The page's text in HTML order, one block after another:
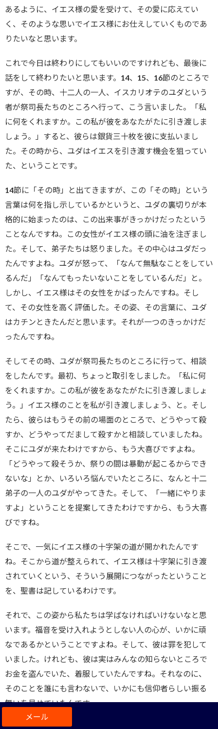
あるように、イエス様の愛を受けて、その愛に応えてい
く、そのような思いでイエス様にお仕えしていくものであ
りたいなと思います。
これで今日は終わりにしてもいいのですけれども、最後に
話をして終わりたいと思います。14、15、16節のところで
すが、その時、十二人の一人、イスカリオテのユダという
者が祭司長たちのところへ行って、こう言いました。「私
に何をくれますか。この私が彼をあなたがたに引き渡しま
しょう。」すると、彼らは銀貨三十枚を彼に支払いまし
た。その時から、ユダはイエスを引き渡す機会を狙ってい
た、ということです。
14節に「その時」と出てきますが、この「その時」という
言葉は何を指し示しているかというと、ユダの裏切りが本
格的に始まったのは、この出来事がきっかけだったという
ことなんですね。この女性がイエス様の頭に油を注ぎまし
た。そして、弟子たちは怒りました。その中心はユダだっ
たんですよね。ユダが怒って、「なんて無駄なことをしてい
るんだ」「なんてもったいないことをしているんだ」と。
しかし、イエス様はその女性をかばったんですね。そし
て、その女性を高く評価した。その姿、その言葉に、ユダ
はカチンときたんだと思います。それが一つのきっかけだ
ったんですね。
そしてその時、ユダが祭司長たちのところに行って、相談
をしたんです。最初、ちょっと取引をしました。「私に何
をくれますか。この私が彼をあなたがたに引き渡しましょ
う。」イエス様のことを私が引き渡しましょう、と。そし
たら、彼らはもうその前の場面のところで、どうやって殺
すか、どうやってだまして殺すかと相談していましたね。
そこにユダが来たわけですから、もう大喜びですよね。
「どうやって殺そうか、祭りの間は暴動が起こるからでき
ないな」とか、いろいろ悩んでいたところに、なんと十二
弟子の一人のユダがやってきた。そして、「一緒にやりま
すよ」ということを提案してきたわけですから、もう大喜
びですね。
そこで、一気にイエス様の十字架の道が開かれたんです
ね。そこから道が整えられて、イエス様は十字架に引き渡
されていくという、そういう展開につながったということ
を、聖書は記しているわけです。
それで、この姿から私たちは学ばなければいけないなと思
います。福音を受け入れようとしない人の心が、いかに頑
なであるかということですよね。そして、彼は罪を犯して
いました。けれども、彼は実はみんなの知らないところで
お金を盗んでいた、着服していたんですね。それなのに、
そのことを誰にも言わないで、いかにも信仰者らしい振る
舞いを見せていたんです。